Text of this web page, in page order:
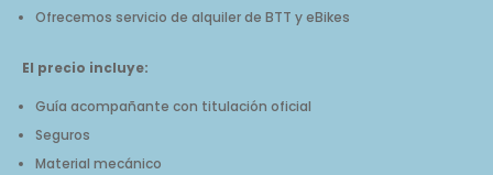
Ofrecemos servicio de alquiler de BTT y eBikes
El precio incluye:
Guía acompañante con titulación oficial
Seguros
Material mecánico